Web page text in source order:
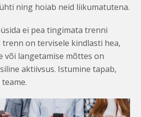
ning hoiab neid liikumatutena.
ei pea tingimata trenni
on tervisele kindlasti hea,
või langetamise mõttes on
aktiivsus. Istumine tapab,